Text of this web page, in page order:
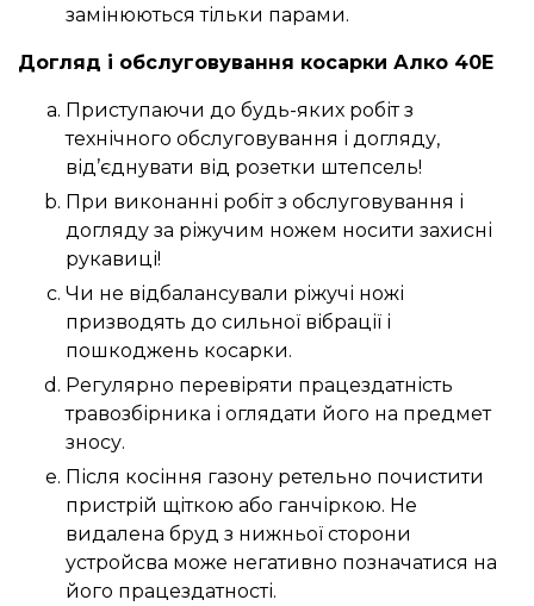
замінюються тільки парами.
Догляд і обслуговування косарки Алко 40Е
Приступаючи до будь-яких робіт з
технічного обслуговування і догляду,
від’єднувати від розетки штепсель!
При виконанні робіт з обслуговування і
догляду за ріжучим ножем носити захисні
рукавиці!
Чи не відбалансували ріжучі ножі
призводять до сильної вібрації і
пошкоджень косарки.
Регулярно перевіряти працездатність
травозбірника і оглядати його на предмет
зносу.
Після косіння газону ретельно почистити
пристрій щіткою або ганчіркою. Не
видалена бруд з нижньої сторони
устройсва може негативно позначатися на
його працездатності.